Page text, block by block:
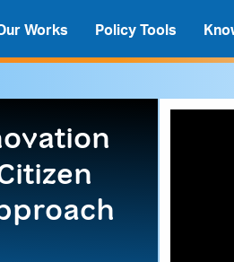
Works Policy Tools